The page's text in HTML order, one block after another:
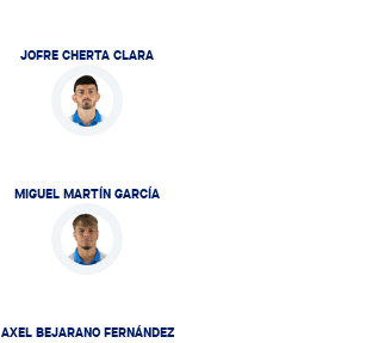
JOFRE CHERTA CLARA
MIGUEL MARTÍN GARCÍA
AXEL BEJARANO FERNÁNDEZ